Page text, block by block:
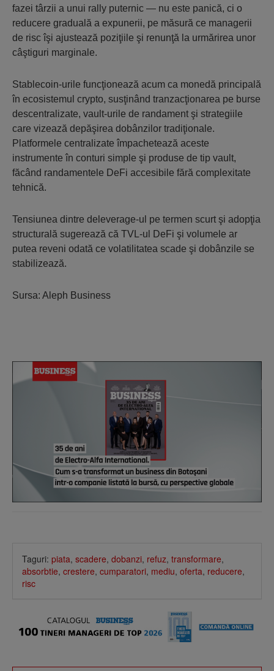
fazei târzii a unui rally puternic — nu este panică, ci o
reducere graduală a expunerii, pe măsură ce managerii
de risc îşi ajustează poziţiile şi renunţă la urmărirea unor
câştiguri marginale.
Stablecoin-urile funcţionează acum ca monedă principală
în ecosistemul crypto, susţinând tranzacţionarea pe burse
descentralizate, vault-urile de randament şi strategiile
care vizează depăşirea dobânzilor tradiţionale.
Platformele centralizate împachetează aceste
instrumente în conturi simple şi produse de tip vault,
făcând randamentele DeFi accesibile fără complexitate
tehnică.
Tensiunea dintre deleverage-ul pe termen scurt şi adopţia
structurală sugerează că TVL-ul DeFi şi volumele ar
putea reveni odată ce volatilitatea scade şi dobânzile se
stabilizează.
Sursa: Aleph Business
Taguri: piata, scadere, dobanzi, refuz, transformare,
absorbtie, crestere, cumparatori, mediu, oferta, reducere,
risc